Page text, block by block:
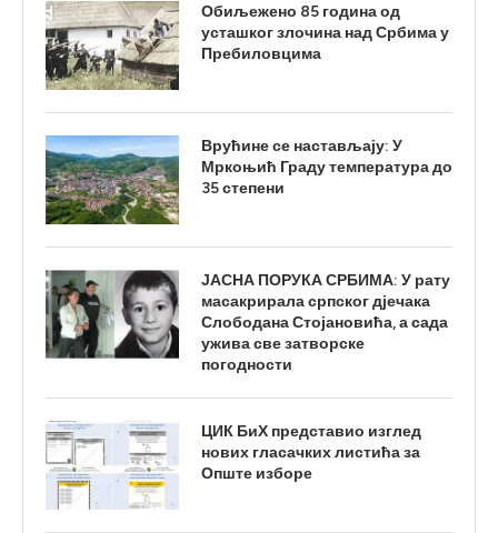
Обиљежено 85 година од
усташког злочина над Србима у
Пребиловцима
Врућине се настављају: У
Мркоњић Граду температура до
35 степени
ЈАСНА ПОРУКА СРБИМА: У рату
масакрирала српског дјечака
Слободана Стојановића, а сада
ужива све затворске
погодности
ЦИК БиХ представио изглед
нових гласачких листића за
Опште изборе